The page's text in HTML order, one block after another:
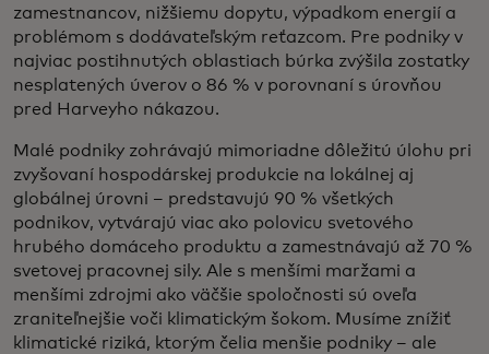
zamestnancov, nižšiemu dopytu, výpadkom energií a
problémom s dodávateľským reťazcom. Pre podniky v
najviac postihnutých oblastiach búrka zvýšila zostatky
nesplatených úverov o 86 % v porovnaní s úrovňou
pred Harveyho nákazou.
Malé podniky zohrávajú mimoriadne dôležitú úlohu pri
zvyšovaní hospodárskej produkcie na lokálnej aj
globálnej úrovni – predstavujú 90 % všetkých
podnikov, vytvárajú viac ako polovicu svetového
hrubého domáceho produktu a zamestnávajú až 70 %
svetovej pracovnej sily. Ale s menšími maržami a
menšími zdrojmi ako väčšie spoločnosti sú oveľa
zraniteľnejšie voči klimatickým šokom. Musíme znížiť
klimatické riziká, ktorým čelia menšie podniky – ale